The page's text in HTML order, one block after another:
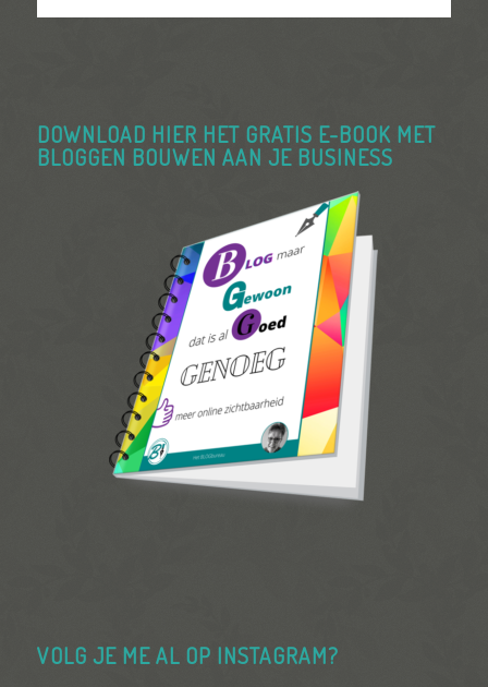
DOWNLOAD HIER HET GRATIS E-BOOK MET
BLOGGEN BOUWEN AAN JE BUSINESS
VOLG JE ME AL OP INSTAGRAM?